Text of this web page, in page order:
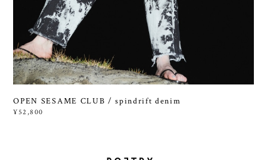
OPEN SESAME CLUB / spindrift denim
¥52,800